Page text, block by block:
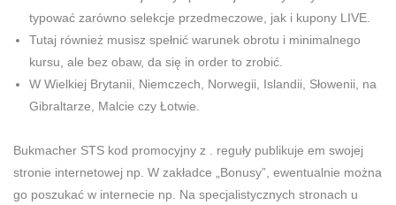
typować zarówno selekcje przedmeczowe, jak i kupony LIVE.
Tutaj również musisz spełnić warunek obrotu i minimalnego
kursu, ale bez obaw, da się in order to zrobić.
W Wielkiej Brytanii, Niemczech, Norwegii, Islandii, Słowenii, na
Gibraltarze, Malcie czy Łotwie.
Bukmacher STS kod promocyjny z . reguły publikuje em swojej
stronie internetowej np. W zakładce „Bonusy”, ewentualnie można
go poszukać w internecie np. Na specjalistycznych stronach u